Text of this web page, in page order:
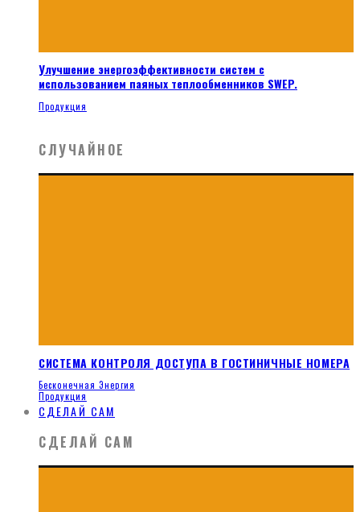
Улучшение энергоэффективности систем с
использованием паяных теплообменников SWEP.
Продукция
СЛУЧАЙНОЕ
СИСТЕМА КОНТРОЛЯ ДОСТУПА В ГОСТИНИЧНЫЕ НОМЕРА
Бесконечная Энергия
Продукция
СДЕЛАЙ САМ
СДЕЛАЙ САМ